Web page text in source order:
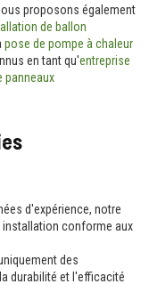
proposons également
de ballon
pose de pompe à chaleur
en tant qu'entreprise
panneaux
d'expérience, notre
conforme aux
des
durabilité et l'efficacité